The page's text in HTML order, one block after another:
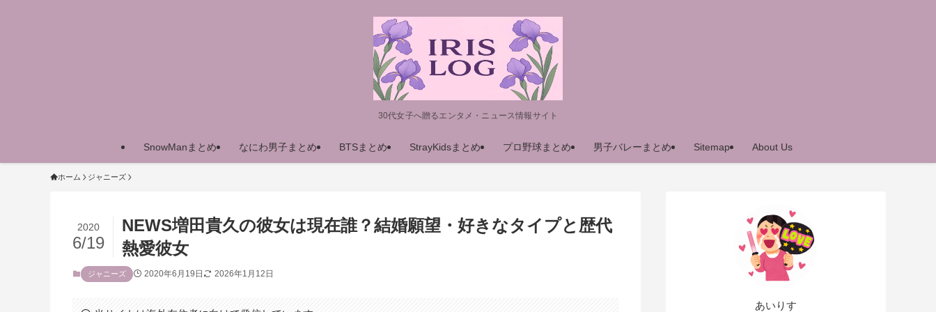
30代女子へ贈るエンタメ・ニュース情報サイト
SnowManまとめ なにわ男子まとめ BTSまとめ StrayKidsまとめ プロ野球まとめ 男子バレーまとめ Sitemap About Us
ホーム ジャニーズ
NEWS増田貴久の彼女は現在誰？結婚願望・好きなタイプと歴代
熱愛彼女
2020
6/19
ジャニーズ 2020年6月19日 2026年1月12日
あいりす